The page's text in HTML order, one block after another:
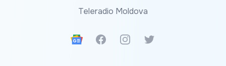
Teleradio Moldova
Google News
FacebookInstagramTwitter